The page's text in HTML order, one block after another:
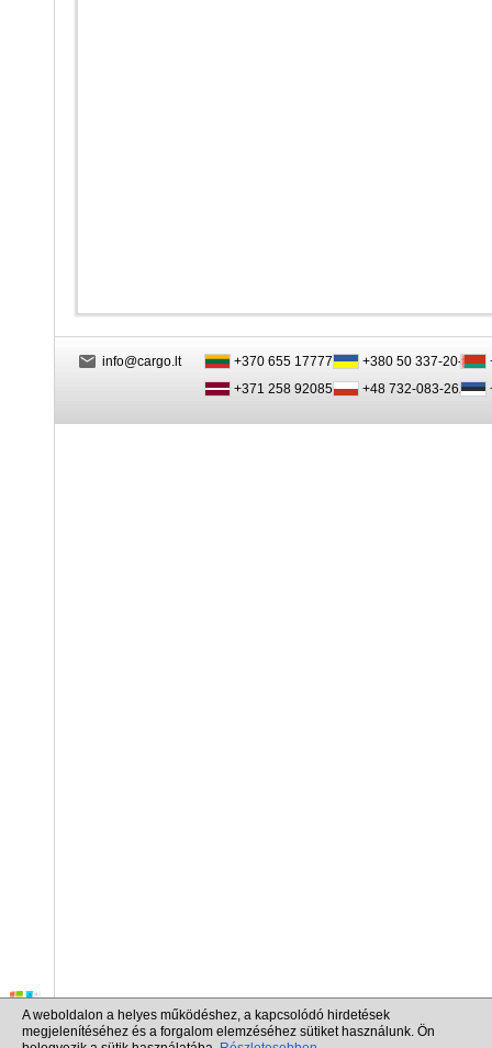
info@cargo.lt
+370 655 17777
+371 258 92085
+380 50 337-20-47
+48 732-083-262
A weboldalon a helyes működéshez, a kapcsolódó hirdetések
megjelenítéséhez és a forgalom elemzéséhez sütiket használunk. Ön